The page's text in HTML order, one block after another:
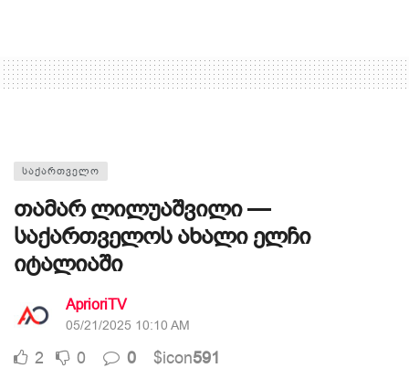
ᲡᲐᲥᲐᲠᲗᲕᲔᲚᲝ
თამარ ლილუაშვილი —
საქართველოს ახალი ელჩი
იტალიაში
AprioriTV
05/21/2025 10:10 AM
2 0 0 $icon591